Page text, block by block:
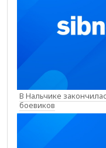
В Нальчике
боевиков